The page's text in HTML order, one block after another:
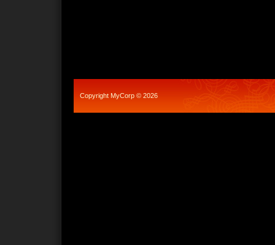
Copyright MyCorp © 2026